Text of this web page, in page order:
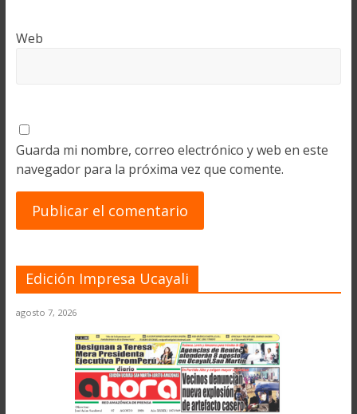
Web
Guarda mi nombre, correo electrónico y web en este
navegador para la próxima vez que comente.
Edición Impresa Ucayali
agosto 7, 2026